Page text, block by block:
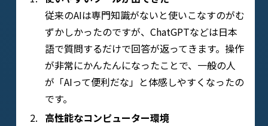
従来のAIは専門知識がないと使いこなすのがむ
ずかしかったのですが、ChatGPTなどは日本
語で質問するだけで回答が返ってきます。操作
が非常にかんたんになったことで、一般の人
が「AIって便利だな」と体感しやすくなったの
です。
高性能なコンピューター環境